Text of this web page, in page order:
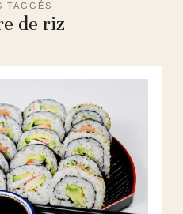
TAGGÉS
de riz